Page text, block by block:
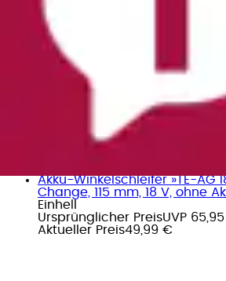
Akku-Winkelschleifer »TE-AG
Change, 115 mm, 18 V, ohne
Einhell
Ursprünglicher PreisUVP
Aktueller Preis49,99 €